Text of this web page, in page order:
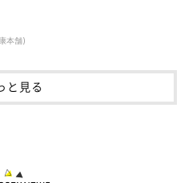
本舗)
と見る